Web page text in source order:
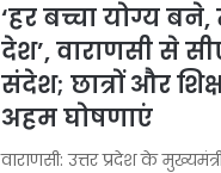
‘हर बच्चा योग्य
देश’, वाराणसी से
संदेश; छात्रों और
अहम घोषणाएं
वाराणसी: उत्तर प्रदेश के